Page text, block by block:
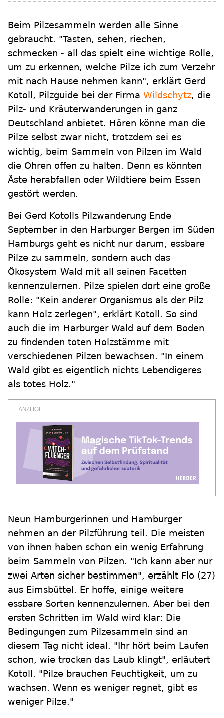
Beim Pilzesammeln werden alle Sinne
gebraucht. "Tasten, sehen, riechen,
schmecken - all das spielt eine wichtige Rolle,
um zu erkennen, welche Pilze ich zum Verzehr
mit nach Hause nehmen kann", erklärt Gerd
Kotoll, Pilzguide bei der Firma Wildschytz, die
Pilz- und Kräuterwanderungen in ganz
Deutschland anbietet. Hören könne man die
Pilze selbst zwar nicht, trotzdem sei es
wichtig, beim Sammeln von Pilzen im Wald
die Ohren offen zu halten. Denn es könnten
Äste herabfallen oder Wildtiere beim Essen
gestört werden.
Bei Gerd Kotolls Pilzwanderung Ende
September in den Harburger Bergen im Süden
Hamburgs geht es nicht nur darum, essbare
Pilze zu sammeln, sondern auch das
Ökosystem Wald mit all seinen Facetten
kennenzulernen. Pilze spielen dort eine große
Rolle: "Kein anderer Organismus als der Pilz
kann Holz zerlegen", erklärt Kotoll. So sind
auch die im Harburger Wald auf dem Boden
zu findenden toten Holzstämme mit
verschiedenen Pilzen bewachsen. "In einem
Wald gibt es eigentlich nichts Lebendigeres
als totes Holz."
Neun Hamburgerinnen und Hamburger
nehmen an der Pilzführung teil. Die meisten
von ihnen haben schon ein wenig Erfahrung
beim Sammeln von Pilzen. "Ich kann aber nur
zwei Arten sicher bestimmen", erzählt Flo (27)
aus Eimsbüttel. Er hoffe, einige weitere
essbare Sorten kennenzulernen. Aber bei den
ersten Schritten im Wald wird klar: Die
Bedingungen zum Pilzesammeln sind an
diesem Tag nicht ideal. "Ihr hört beim Laufen
schon, wie trocken das Laub klingt", erläutert
Kotoll. "Pilze brauchen Feuchtigkeit, um zu
wachsen. Wenn es weniger regnet, gibt es
weniger Pilze."